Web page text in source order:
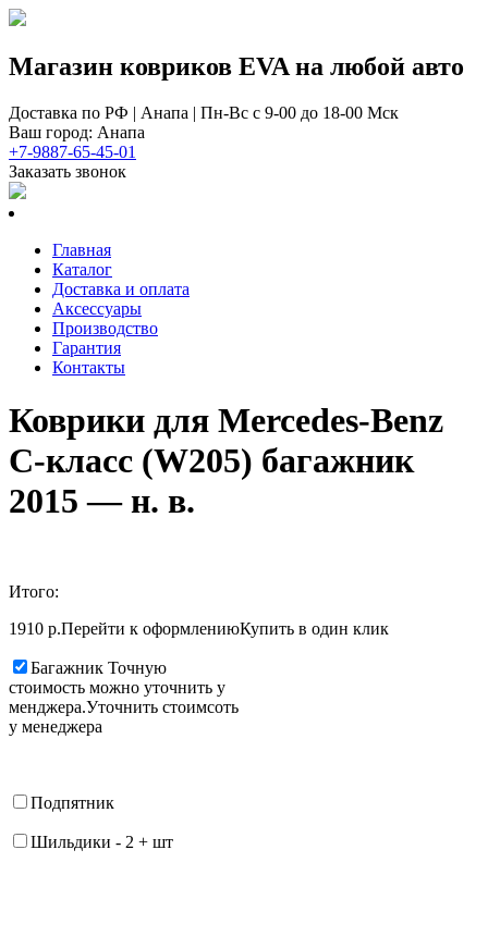
Магазин ковриков EVA ​на любой авто
Доставка по РФ | Анапа | Пн-Вс с 9-00 до 18-00 Мск
Ваш город: Анапа
+7-9887-65-45-01
Заказать звонок
Главная
Каталог
Доставка и оплата
Аксессуары
Производство
Гарантия
Контакты
Коврики для Mercedes-Benz
С-класс (W205) багажник
2015 — н. в.
Итого:
1910 р.Перейти к оформлениюКупить в один клик
Багажник Точную
стоимость можно уточнить у
менджера.Уточнить стоимсоть
у менеджера
Подпятник
Шильдики - 2 + шт